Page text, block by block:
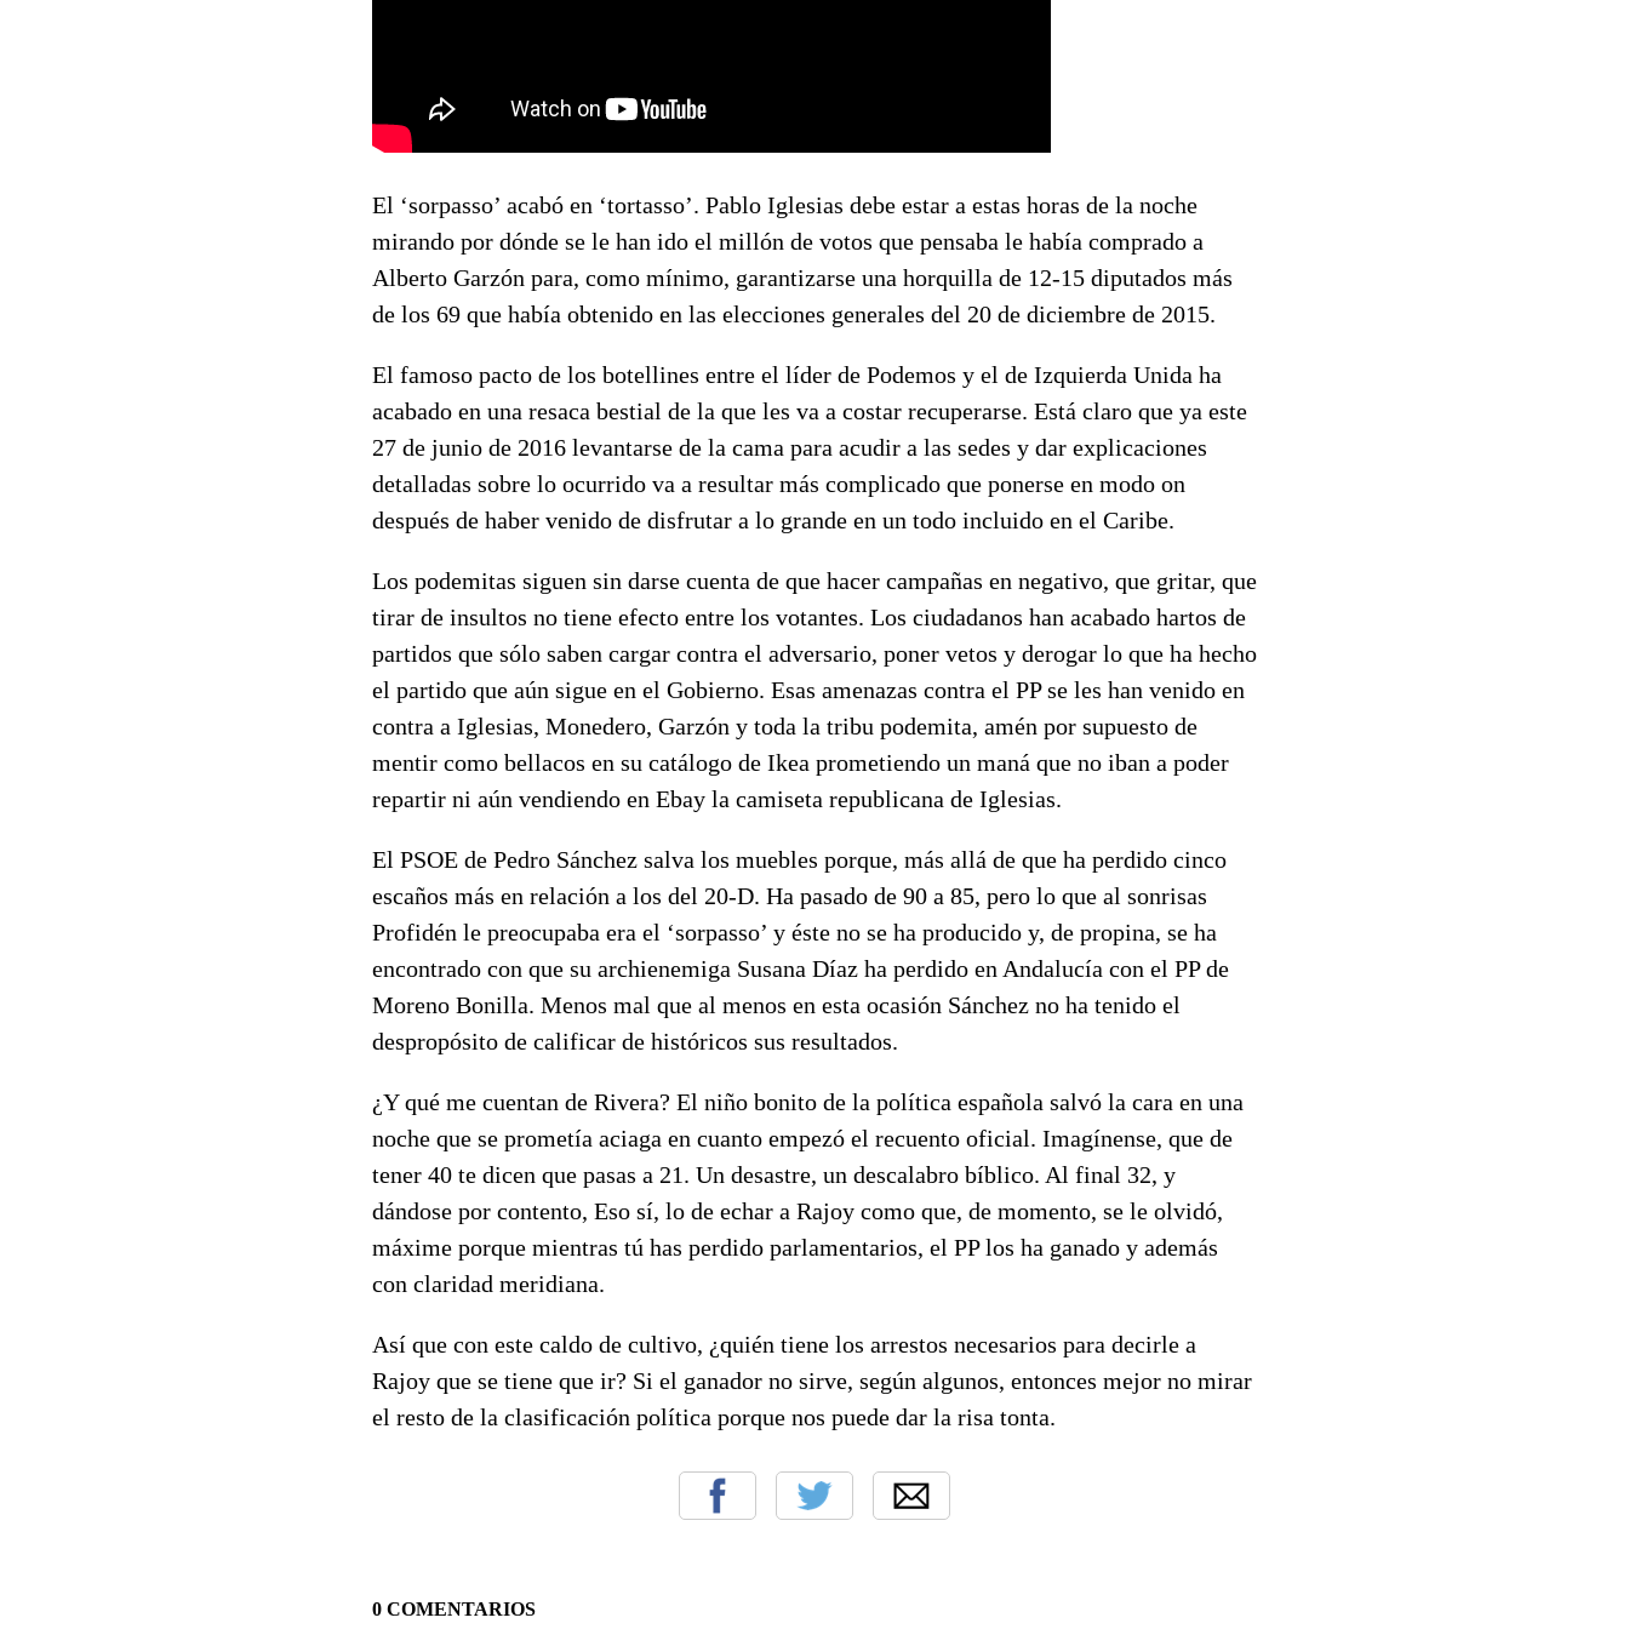
El ‘sorpasso’ acabó en ‘tortasso’. Pablo Iglesias debe estar a estas horas de la noche
mirando por dónde se le han ido el millón de votos que pensaba le había comprado a
Alberto Garzón para, como mínimo, garantizarse una horquilla de 12-15 diputados más
de los 69 que había obtenido en las elecciones generales del 20 de diciembre de 2015.
El famoso pacto de los botellines entre el líder de Podemos y el de Izquierda Unida ha
acabado en una resaca bestial de la que les va a costar recuperarse. Está claro que ya este
27 de junio de 2016 levantarse de la cama para acudir a las sedes y dar explicaciones
detalladas sobre lo ocurrido va a resultar más complicado que ponerse en modo on
después de haber venido de disfrutar a lo grande en un todo incluido en el Caribe.
Los podemitas siguen sin darse cuenta de que hacer campañas en negativo, que gritar, que
tirar de insultos no tiene efecto entre los votantes. Los ciudadanos han acabado hartos de
partidos que sólo saben cargar contra el adversario, poner vetos y derogar lo que ha hecho
el partido que aún sigue en el Gobierno. Esas amenazas contra el PP se les han venido en
contra a Iglesias, Monedero, Garzón y toda la tribu podemita, amén por supuesto de
mentir como bellacos en su catálogo de Ikea prometiendo un maná que no iban a poder
repartir ni aún vendiendo en Ebay la camiseta republicana de Iglesias.
El PSOE de Pedro Sánchez salva los muebles porque, más allá de que ha perdido cinco
escaños más en relación a los del 20-D. Ha pasado de 90 a 85, pero lo que al sonrisas
Profidén le preocupaba era el ‘sorpasso’ y éste no se ha producido y, de propina, se ha
encontrado con que su archienemiga Susana Díaz ha perdido en Andalucía con el PP de
Moreno Bonilla. Menos mal que al menos en esta ocasión Sánchez no ha tenido el
despropósito de calificar de históricos sus resultados.
¿Y qué me cuentan de Rivera? El niño bonito de la política española salvó la cara en una
noche que se prometía aciaga en cuanto empezó el recuento oficial. Imagínense, que de
tener 40 te dicen que pasas a 21. Un desastre, un descalabro bíblico. Al final 32, y
dándose por contento, Eso sí, lo de echar a Rajoy como que, de momento, se le olvidó,
máxime porque mientras tú has perdido parlamentarios, el PP los ha ganado y además
con claridad meridiana.
Así que con este caldo de cultivo, ¿quién tiene los arrestos necesarios para decirle a
Rajoy que se tiene que ir? Si el ganador no sirve, según algunos, entonces mejor no mirar
el resto de la clasificación política porque nos puede dar la risa tonta.
0 COMENTARIOS